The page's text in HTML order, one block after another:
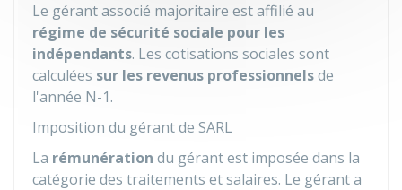
Le gérant associé majoritaire est affilié au
régime de sécurité sociale pour les
indépendants. Les cotisations sociales sont
calculées sur les revenus professionnelsde
l'année N-1.
Imposition du gérant de SARL
La rémunération du gérant est imposée dans la
catégorie des traitements et salaires. Le gérant a